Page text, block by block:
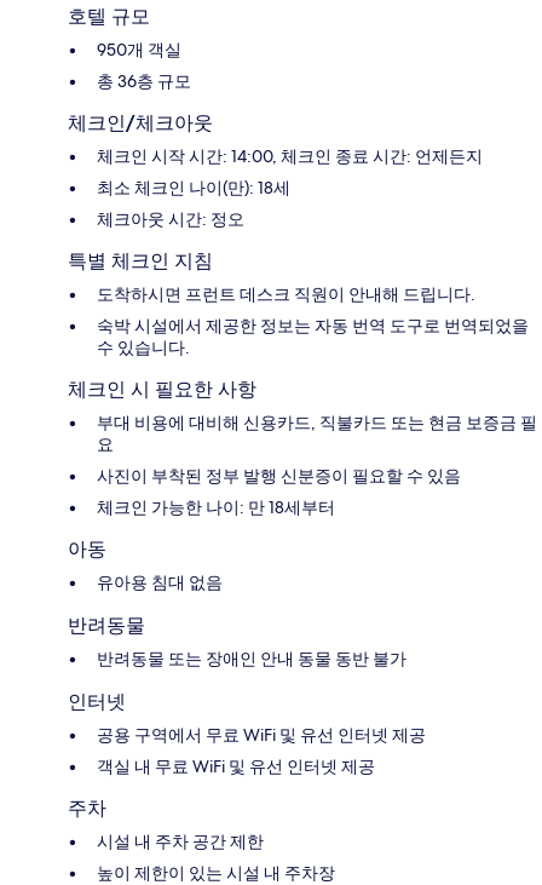
호텔 규모
950개 객실
총 36층 규모
체크인/체크아웃
체크인 시작 시간: 14:00, 체크인 종료 시간: 언제든지
최소 체크인 나이(만): 18세
체크아웃 시간: 정오
특별 체크인 지침
도착하시면 프런트 데스크 직원이 안내해 드립니다.
숙박 시설에서 제공한 정보는 자동 번역 도구로 번역되었을
수 있습니다.
체크인 시 필요한 사항
부대 비용에 대비해 신용카드, 직불카드 또는 현금 보증금 필
요
사진이 부착된 정부 발행 신분증이 필요할 수 있음
체크인 가능한 나이: 만 18세부터
아동
유아용 침대 없음
반려동물
반려동물 또는 장애인 안내 동물 동반 불가
인터넷
공용 구역에서 무료 WiFi 및 유선 인터넷 제공
객실 내 무료 WiFi 및 유선 인터넷 제공
주차
시설 내 주차 공간 제한
높이 제한이 있는 시설 내 주차장